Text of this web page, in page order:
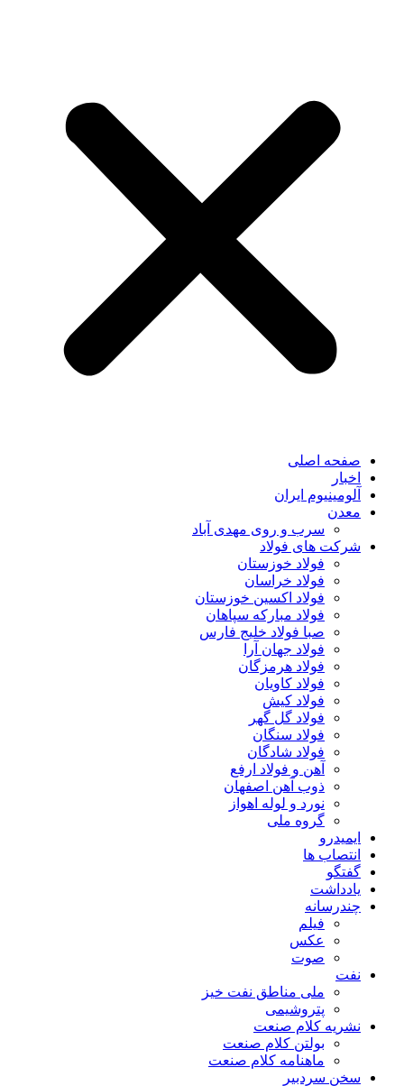
صفحه اصلی
اخبار
آلومینیوم ایران
معدن
سرب و روی مهدی آباد
شرکت های فولاد
فولاد خوزستان
فولاد خراسان
فولاد اکسین خوزستان
فولاد مبارکه سپاهان
صبا فولاد خلیج فارس
فولاد جهان آرا
فولاد هرمزگان
فولاد کاویان
فولاد کیش
فولاد گل گهر
فولاد سنگان
فولاد شادگان
آهن و فولاد ارفع
ذوب آهن اصفهان
نورد و لوله اهواز
گروه ملی
ایمیدرو
انتصاب ها
گفتگو
یادداشت
چندرسانه
فیلم
عکس
صوت
نفت
ملی مناطق نفت خیز
پتروشیمی
نشریه کلام صنعت
بولتن کلام صنعت
ماهنامه کلام صنعت
سخن سردبیر